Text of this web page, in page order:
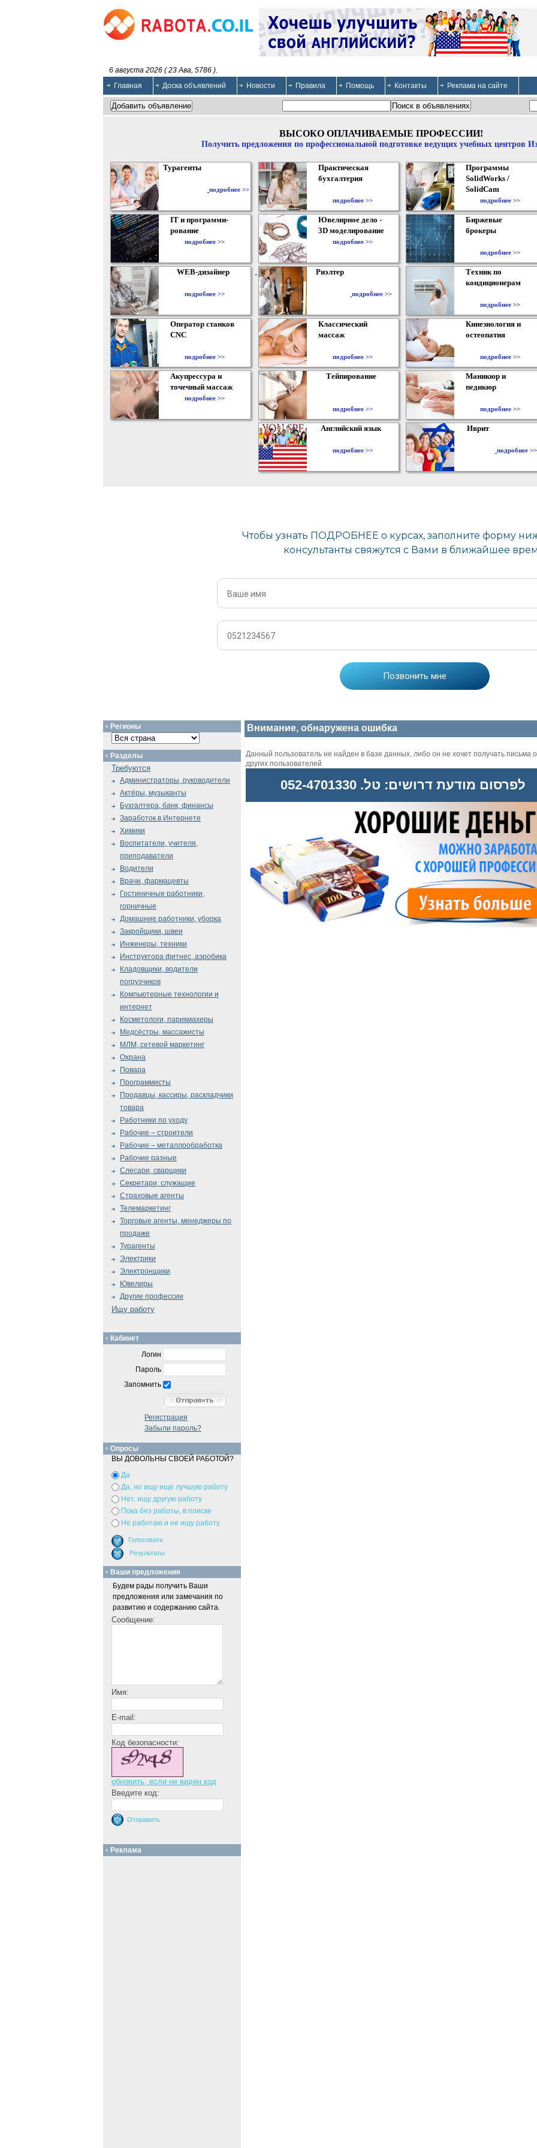
6 августа 2026 ( 23 Ава, 5786 ).
Главная
Доска объявлений Новости Правила Помощь Контакты Реклама на сайте
ВЫСОКО ОПЛАЧИВАЕМЫЕ ПРОФЕССИИ!
Получить предложения по профессиональной подготовке ведущих учебных центров
Турагенты
подробнее >>
Практическая
бухгалтерия
подробнее >>
Программы
SolidWorks /
SolidCam
подробнее >>
IT и программи-
рование
подробнее >>
Ювелирное дело -
3D моделирование
подробнее >>
Биржевые
брокеры
подробнее >>
WEB-дизайнер
подробнее >>
Риэлтер
подробнее >>
Техник по
кондиционерам
подробнее >>
Оператор станков
CNC
подробнее >>
Классический
массаж
подробнее >>
Кинезиология и
остеопатия
подробнее >>
Акупрессура и
точечный массаж
подробнее >>
Тейпирование
подробнее >>
Маникюр и
педикюр
подробнее >>
Английский язык
подробнее >>
Иврит
подробнее >>
Внимание, обнаружена ошибка
Данный пользователь не найден в базе данных, либо он не хочет получать письма
других пользователей
לפרסום מודעת דרושים: טל. 052-4701330
Регионы
Разделы
Требуются
Администраторы, руководители
Актёры, музыканты
Бухгалтера, банк, финансы
Заработок в Интернете
Химики
Воспитатели, учителя,
преподаватели
Водители
Врачи, фармацевты
Гостиничные работники,
горничные
Домашние работники, уборка
Закройщики, швеи
Инженеры, техники
Инструктора фитнес, аэробика
Кладовщики, водители
погрузчиков
Компьютерные технологии и
интернет
Косметологи, парикмахеры
Медсёстры, массажисты
МЛМ, сетевой маркетинг
Охрана
Повара
Программисты
Продавцы, кассиры, раскладчики
товара
Работники по уходу
Рабочие – строители
Рабочие – металлообработка
Рабочие разные
Слесари, сварщики
Секретари, служащие
Страховые агенты
Телемаркетинг
Торговые агенты, менеджеры по
продаже
Турагенты
Электрики
Электронщики
Ювелиры
Другие профессии
Ищу работу
Кабинет
Логин
Пароль
Запомнить
Регистрация
Забыли пароль?
Опросы
ВЫ ДОВОЛЬНЫ СВОЕЙ РАБОТОЙ?
Да
Да, но ищу еще лучшую работу
Нет, ищу другую работу
Пока без работы, в поиске
Не работаю и не ищу работу
Ваши предложения
Будем рады получить Ваши
предложения или замечания по
развитию и содержанию сайта.
Сообщение:
Имя:
E-mail:
Код безопасности:
обновить, если не виден код
Введите код:
Реклама